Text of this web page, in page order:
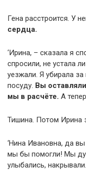
Гена расстроится. У
сердца.
‘Ирина, – сказала я
спросили, не устала
уезжали. Я убирала
посуду. Вы
мы в расчёте. А
Тишина. Потом Ирина
‘Нина Ивановна, да
мы бы помогли! Мы
улыбались,